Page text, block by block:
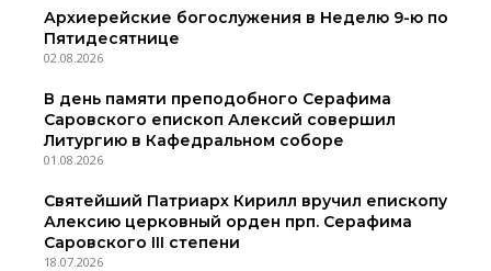
Архиерейские богослужения в Неделю 9-ю по
Пятидесятнице
02.08.2026
В день памяти преподобного Серафима
Саровского епископ Алексий совершил
Литургию в Кафедральном соборе
01.08.2026
Святейший Патриарх Кирилл вручил епископу
Алексию церковный орден прп. Серафима
Саровского III степени
18.07.2026